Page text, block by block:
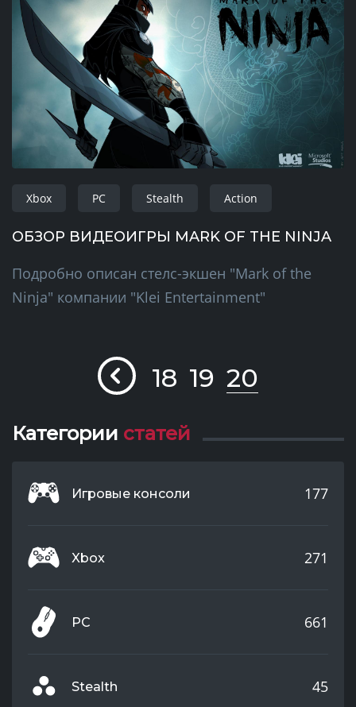
Xbox PC Stealth Action
ОБЗОР ВИДЕОИГРЫ MARK OF THE NINJA
Подробно описан стелс-экшен "Mark of the
Ninja" компании "Klei Entertainment"
18 19 20
Категории статей
Игровые консоли 177
Xbox 271
PC 661
Stealth 45